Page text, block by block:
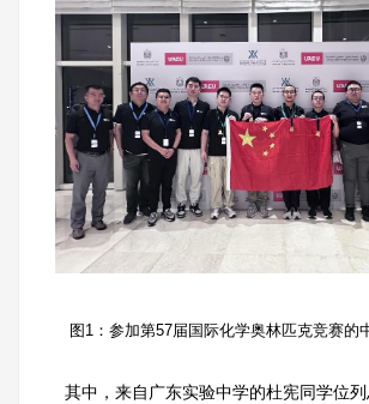
图 1 ：参加第57届国际化学奥林匹克竞赛的
其中，来自广东实验中学的杜宪同学位